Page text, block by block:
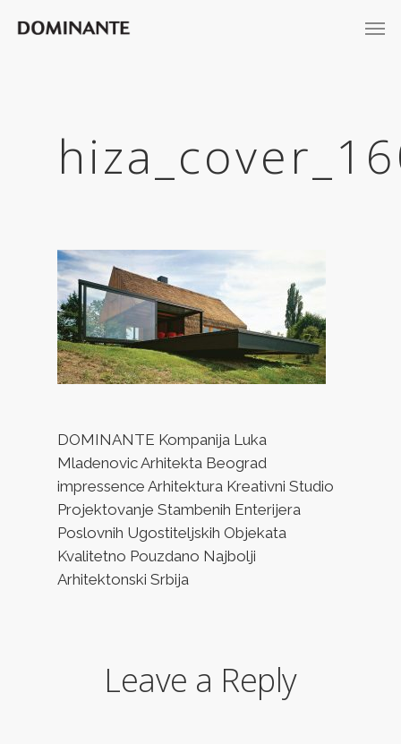
DOMINANTE Kompanija Luka
Mladenovic Arhitekta Beograd
impressence Arhitektura Kreativni Studio
Projektovanje Stambenih Enterijera
Poslovnih Ugostiteljskih Objekata
Kvalitetno Pouzdano Najbolji
Arhitektonski Srbija
Leave a Reply